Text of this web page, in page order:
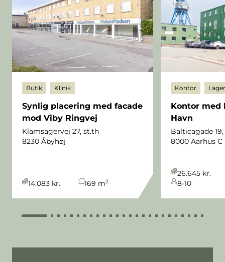
Butik Klinik
Synlig placering med facade
mod Viby Ringvej
Klamsagervej 27, st.th
8230 Åbyhøj
14.083 kr. 169 m2
Kontor
Kontor med
Havn
Balticagade
8000 Aarhus C
26.645 kr.
8-10